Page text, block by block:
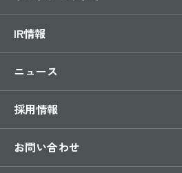
IR情報
ニュース
採用情報
お問い合わせ